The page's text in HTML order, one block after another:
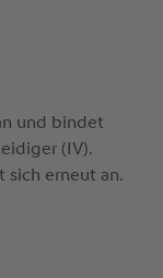
und bindet
(IV).
sich erneut an.